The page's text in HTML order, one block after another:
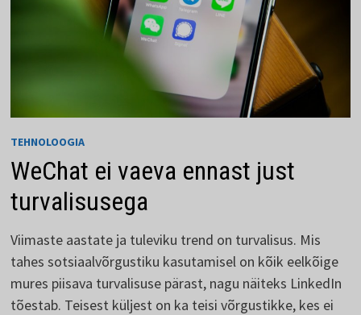
TEHNOLOOGIA
WeChat ei vaeva ennast just
turvalisusega
Viimaste aastate ja tuleviku trend on turvalisus. Mis
tahes sotsiaalvõrgustiku kasutamisel on kõik eelkõige
mures piisava turvalisuse pärast, nagu näiteks LinkedIn
tõestab. Teisest küljest on ka teisi võrgustikke, kes ei